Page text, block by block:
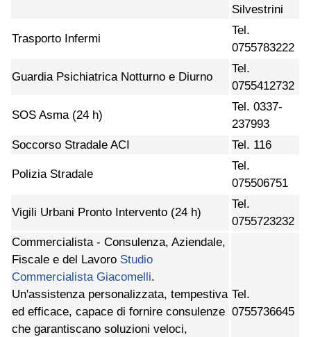
Silvestrini
Trasporto Infermi
Tel.
0755783222
Guardia Psichiatrica Notturno e Diurno
Tel.
0755412732
SOS Asma (24 h)
Tel. 0337-
237993
Soccorso Stradale ACI
Tel. 116
Polizia Stradale
Tel.
075506751
Vigili Urbani Pronto Intervento (24 h)
Tel.
0755723232
Commercialista - Consulenza, Aziendale,
Fiscale e del Lavoro Studio
Commercialista Giacomelli.
Un'assistenza personalizzata, tempestiva
ed efficace, capace di fornire consulenze
che garantiscano soluzioni veloci,
Tel.
0755736645